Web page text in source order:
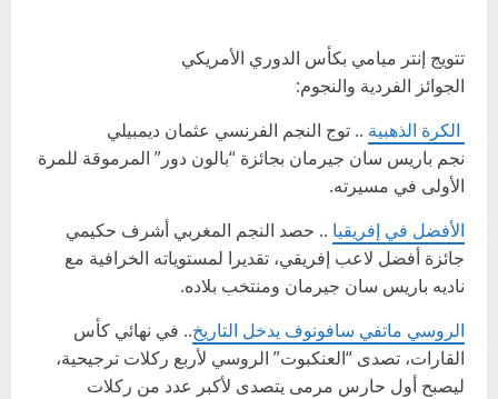
تتويج إنتر ميامي بكأس الدوري الأمريكي
الجوائز الفردية والنجوم:
الكرة الذهبية .. توج النجم الفرنسي عثمان ديمبيلي
نجم باريس سان جيرمان بجائزة “بالون دور” المرموقة للمرة
الأولى في مسيرته.
الأفضل في إفريقيا .. حصد النجم المغربي أشرف حكيمي
جائزة أفضل لاعب إفريقي، تقديرا لمستوياته الخرافية مع
ناديه باريس سان جيرمان ومنتخب بلاده.
الروسي ماتفي سافونوف يدخل التاريخ.. في نهائي كأس
القارات، تصدى “العنكبوت” الروسي لأربع ركلات ترجيحية،
ليصبح أول حارس مرمى يتصدى لأكبر عدد من ركلات